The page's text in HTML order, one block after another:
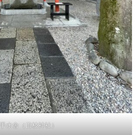
手水舎（日枝神社）